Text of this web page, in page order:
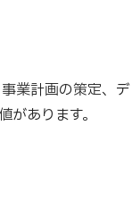
業計画の策定、デ
あります。